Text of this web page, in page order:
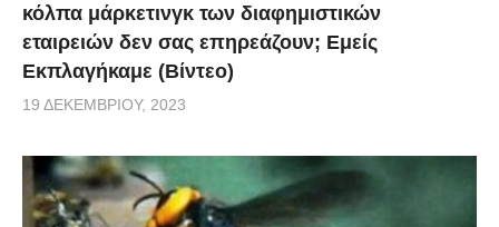
κόλπα μάρκετινγκ των διαφημιστικών
εταιρειών δεν σας επηρεάζουν; Εμείς
Εκπλαγήκαμε (Βίντεο)
19 ΔΕΚΕΜΒΡΊΟΥ, 2023